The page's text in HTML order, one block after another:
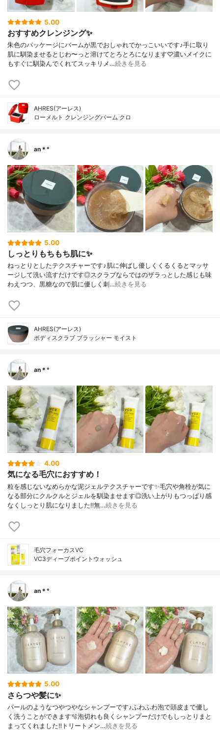
5.00
おすすめクレンジング✨
朱色のパッケージにバームが黒でおしゃれでかっこいいです♪手に取り
肌に馴染ませるとじわ〜っと溶けてとろとろになります♡濃いメイクに
もすぐに馴染んでくれてスッキリメ…続きを見る
AHRES(アーレス)
ローメルト クレンジングバーム クロ
an＊°
5.00
しっとりもちもち肌に✨
ねっとりとしたテクスチャーです♪肌に伸ばし優しくくるくるとマッサ
ージして洗い流すだけです◎スクラブならではのザラっとした感じも味
わえつつ、黒糖なので肌に優しく刺…続きを見る
AHRES(アーレス)
ボディスクラブ ブラッシャー モイスト
an＊°
4.00
気になる毛穴におすすめ！
粒を感じないなめらかな泥ジェルテクスチャーです✨毛穴や角栓が気に
なる部分にクルクルとジェルを馴染ませます◎洗い上がりもつっぱり感
なくしっとり肌になりました‼︎無…続きを見る
毛穴フォーカスVC
VC3ディープポイントウォッシュ
an＊°
5.00
さらつや髪に✨
パールのようなつやつやなシャンプーです♪ふわふわ泡で頭皮まで優し
く洗うことができます🫧泡切れも良くシャンプーだけでもしっとりまと
まってくれました‼︎トリートメン…続きを見る